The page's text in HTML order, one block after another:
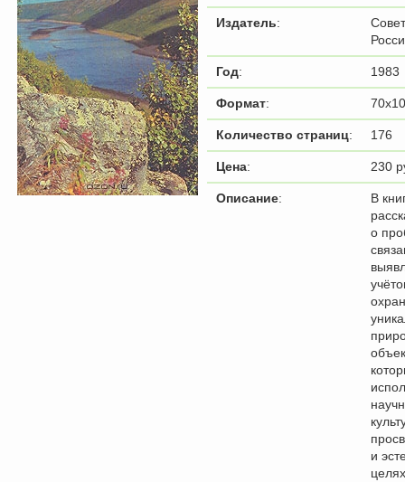
Издатель:
Год: 1983
Формат:
Количество страниц: 176
Цена: 230
Описание:
В
о
и